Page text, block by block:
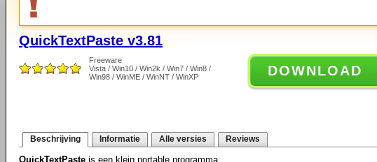
QuickTextPaste v3.81
Freeware
Vista / Win10 / Win2k / Win7 / Win8 /
Win98 / WinME / WinNT / WinXP
DOWNLOAD
Beschrijving Informatie Alle versies Reviews
QuickTextPaste is een klein portable programma